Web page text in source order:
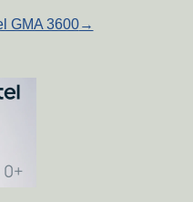
GMA 3600→